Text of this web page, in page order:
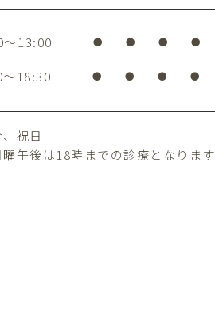
～13:00 ● ● ● ●
18:30 ● ● ● ●
祝日
曜午後は18時までの診療となります